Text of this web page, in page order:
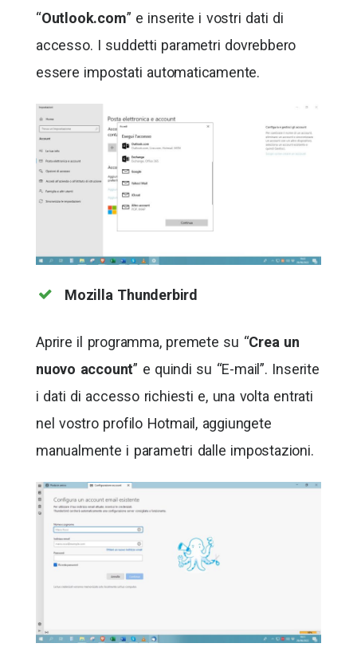
“Outlook.com” e inserite i vostri dati di
accesso. I suddetti parametri dovrebbero
essere impostati automaticamente.
Mozilla Thunderbird
Aprire il programma, premete su “Crea un
nuovo account” e quindi su “E-mail”. Inserite
i dati di accesso richiesti e, una volta entrati
nel vostro profilo Hotmail, aggiungete
manualmente i parametri dalle impostazioni.